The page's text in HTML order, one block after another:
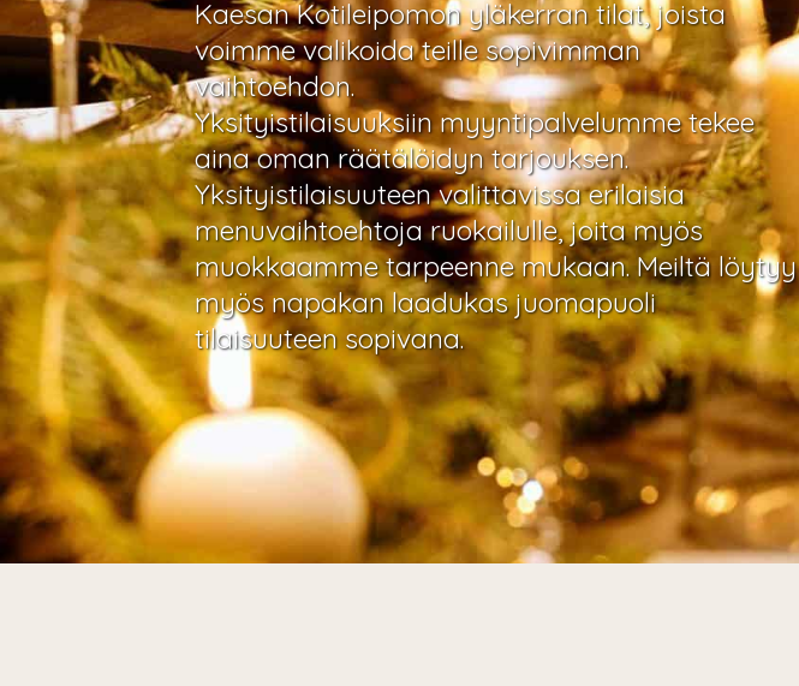
Kaesan Kotileipomon yläkerran tilat, joista
voimme valikoida teille sopivimman
vaihtoehdon.
Yksityistilaisuuksiin myyntipalvelumme tekee
aina oman räätälöidyn tarjouksen.
Yksityistilaisuuteen valittavissa erilaisia
menuvaihtoehtoja ruokailulle, joita myös
muokkaamme tarpeenne mukaan. Meiltä löytyy
myös napakan laadukas juomapuoli
tilaisuuteen sopivana.